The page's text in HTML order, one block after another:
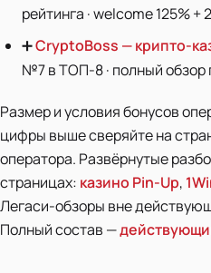
рейтинга · welcome 125%
➕CryptoBoss — крипто-
№7 в ТОП-8 · полный обзор
Размер и условия бонусов
цифры выше сверяйте на
оператора. Развёрнутые
страницах: казино Pin-Up,
Легаси-обзоры вне
Полный состав —